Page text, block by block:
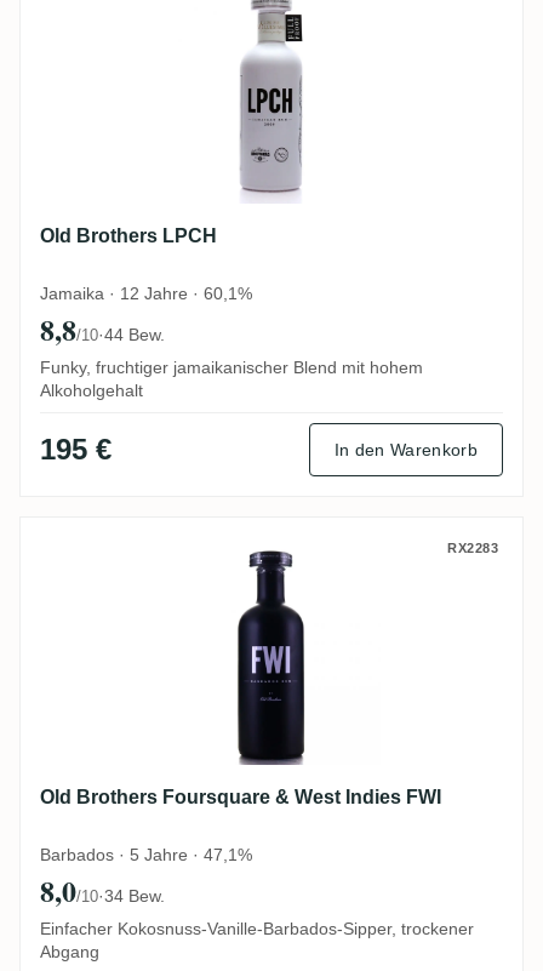
Old Brothers LPCH
Jamaika · 12 Jahre · 60,1%
8,8/10·44 Bew.
Funky, fruchtiger jamaikanischer Blend mit hohem
Alkoholgehalt
195 € In den Warenkorb
Old Brothers Foursquare & West Indies
RX2283
Old Brothers Foursquare & West Indies FWI
Barbados · 5 Jahre · 47,1%
8,0/10·34 Bew.
Einfacher Kokosnuss-Vanille-Barbados-Sipper, trockener
Abgang